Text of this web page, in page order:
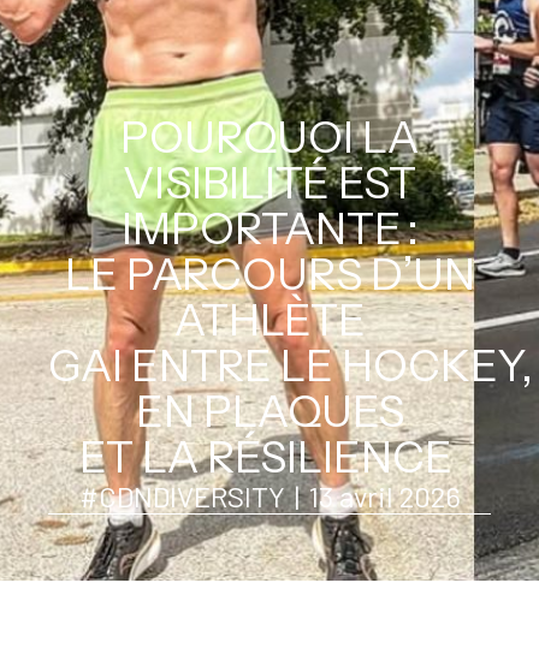
POURQUOI LA
VISIBILITÉ EST
IMPORTANTE :
LE PARCOURS D’UN
ATHLÈTE
GAI ENTRE LE
EN PLAQUES
ET LA RÉSILIENCE
#CDNDIVERSITY | 13 avril 2026